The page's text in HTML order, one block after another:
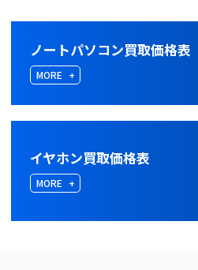
ノートパソコン買取価格表
MORE
イヤホン買取価格表
MORE